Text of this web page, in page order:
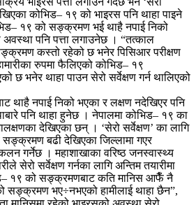
कोभिड– १९ को भाइरस पनि थाहा पाइने
१९ को सङ्क्रमण भई थाहै नपाई निको
अवस्था पनि पत्ता लगाउनेछ । “तत्काल
कस्तो रहेको छ भनेर पिसिआर परीक्षण
रुपमा फैलिएको कोभिड– १९
छ भनेर थाहा पाउन सेरो सर्वेक्षण गर्न थालिएको
थाहै नपाई निको भएका र लक्षण नदेखिएर पनि
पनि थाहा हुनेछ । नेपालमा कोभिड– १९ का
देखिएका छन् । ‘सेरो सर्वेक्षण’ का लागि
बढी देखिएका जिल्लामा गएर
गर्नेछ । महाशाखाका वरिष्ठ जनस्वास्थ्य
सेरो सर्वेक्षण गर्नका लागि अन्तिम तयारीमा
१९ को सङ्क्रमणबाट कति मानिस आफैँ नै
सङ्क्रमण भए÷नभएको हामीलाई थाहा छैन”,